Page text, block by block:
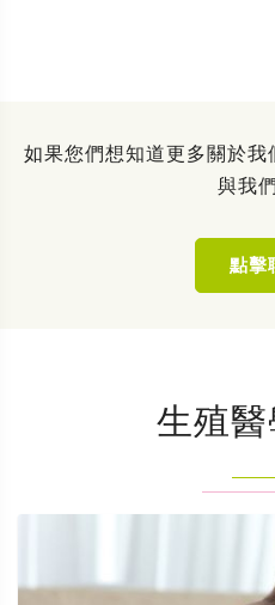
如果您們想知道更多關於
與我
點擊
生殖醫